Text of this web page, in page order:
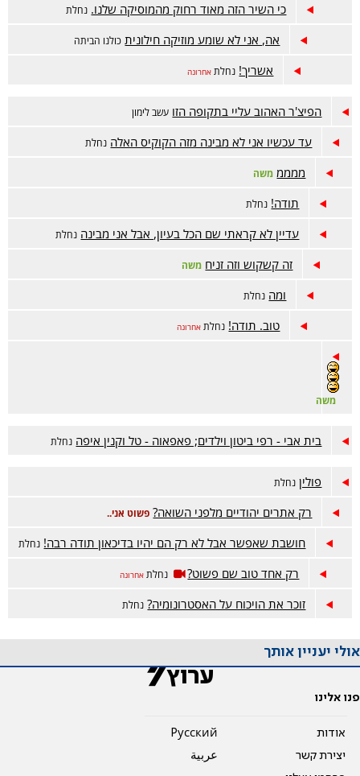
כי השיר הזה מאוד רחוק מהמוסיקה שלנו. נחלת
אה, אני לא שומע מוזיקה חילונית כולנו הביתה
אשריך! נחלת אחרונה
הפיצ'ר האהוב עליי בתקופה הזו עשב לימון
עד עכשיו אני לא מבינה מזה הקוקיס האלה נחלת
ממממ משה
תודה! נחלת
עדיין לא קראתי שם הכל בעיון, אבל אני מבינה נחלת
זה קשקוש וזה זניח משה
ומה נחלת
טוב. תודה! נחלת אחרונה
משה
בית אבי - רפי ביטון וילדים; פאפאוה - טל וקנין איפה נחלת
פולין נחלת
רק אתרים יהודיים מלפני השואה? פשוט אני..
חושבת שאפשר אבל לא רק הם יהיו בדיכאון תודה רבה! נחלת
רק אחד טוב שם פשוט? נחלת אחרונה
זוכר את הויכוח על האסטרונומיה? נחלת
אולי יעניין אותך
פנו אלינו
אודות
יצירת קשר
Pусский
عربية